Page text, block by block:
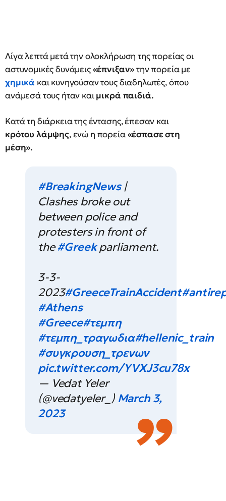
Λίγα λεπτά μετά την ολοκλήρωση της πορείας οι
αστυνομικές δυνάμεις«έπνιξαν»την πορεία με
χημικά και κυνηγούσαν τους διαδηλωτές, όπου
ανάμεσά τους ήταν καιμικρά παιδιά.
Κατά τη διάρκεια της έντασης, έπεσαν και
κρότου λάμψης, ενώ η πορεία«έσπασε στη
μέση».
#BreakingNews|
Clashes broke out
between police and
protesters in front of
the#Greekparliament.
3-3-
2023#GreeceTrainAccident
#Athens
#Greece#τεμπη
#τεμπη_τραγωδια#hellenic_train
#συγκρουση_τρενων
pic.twitter.com/YVXJ3cu78x
— Vedat Yeler
(@vedatyeler_) March 3,
2023